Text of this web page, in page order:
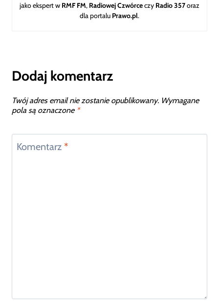
jako ekspert w RMF FM, Radiowej Czwórceczy Radio 357oraz
dla portalu Prawo.pl.
Dodaj komentarz
Twój adres email nie zostanie opublikowany. Wymagane
pola są oznaczone *
Komentarz *